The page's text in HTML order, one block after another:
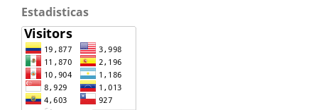
Estadisticas